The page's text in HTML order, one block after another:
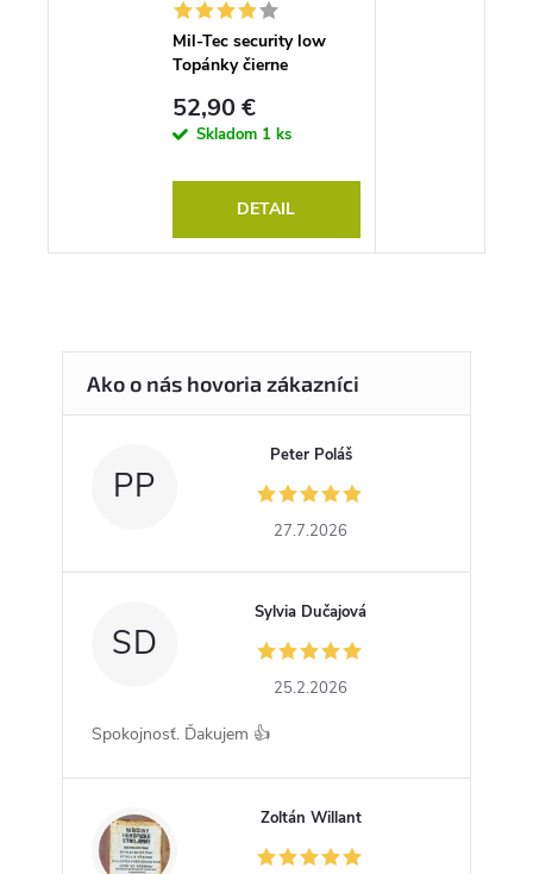
Mil-Tec security low
Topánky čierne
52,90 €
Skladom 1 ks
DETAIL
PP
Peter Poláš
27.7.2026
SD
Sylvia Dučajová
25.2.2026
Spokojnosť. Ďakujem 👍
ZW
Zoltán Willant